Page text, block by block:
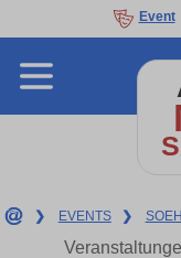
Event
❯ EVENTS ❯